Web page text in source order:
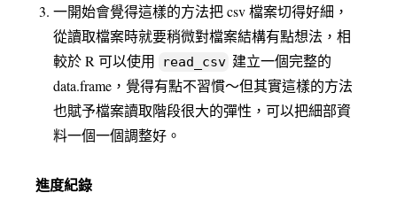
一開始會覺得這樣的方法把 csv 檔案切得好細，
從讀取檔案時就要稍微對檔案結構有點想法，相
較於 R 可以使用
read_csv 建立一個完整的
data.frame，覺得有點不習慣～但其實這樣的方法
也賦予檔案讀取階段很大的彈性，可以把細部資
料一個一個調整好。
進度紀錄